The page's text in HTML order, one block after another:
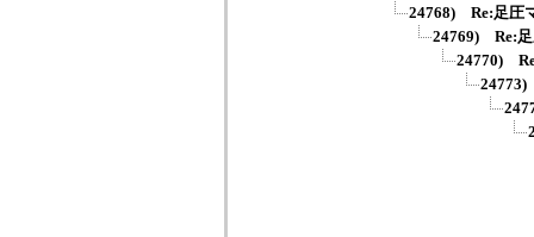
24768) Re:足圧
24769) Re:足
24770)
24773)